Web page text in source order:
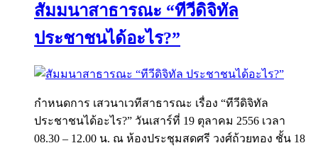
สัมมนาสาธารณะ “ทีวีดิจิทัล
ประชาชนได้อะไร?”
กำหนดการ เสวนาเวทีสาธารณะ เรื่อง “ทีวีดิจิทัล
ประชาชนได้อะไร?” วันเสาร์ที่ 19 ตุลาคม 2556 เวลา
08.30 – 12.00 น. ณ ห้องประชุมสดศรี วงศ์ถ้วยทอง ชั้น 18